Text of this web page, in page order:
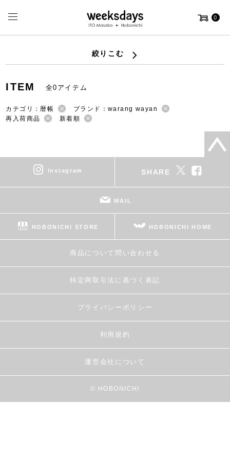
0
絞りこむ
ITEM 全0アイテム
カテゴリ：暦帳
ブランド：warang wayan
再入荷商品
新着順
instagram SHARE
MAIL
HOBONICHI STORE HOBONICHI HOME
商品について問い合わせる
特定商取引法に基づく表記
プライバシーポリシー
利用規約
運営会社について
© HOBONICHI